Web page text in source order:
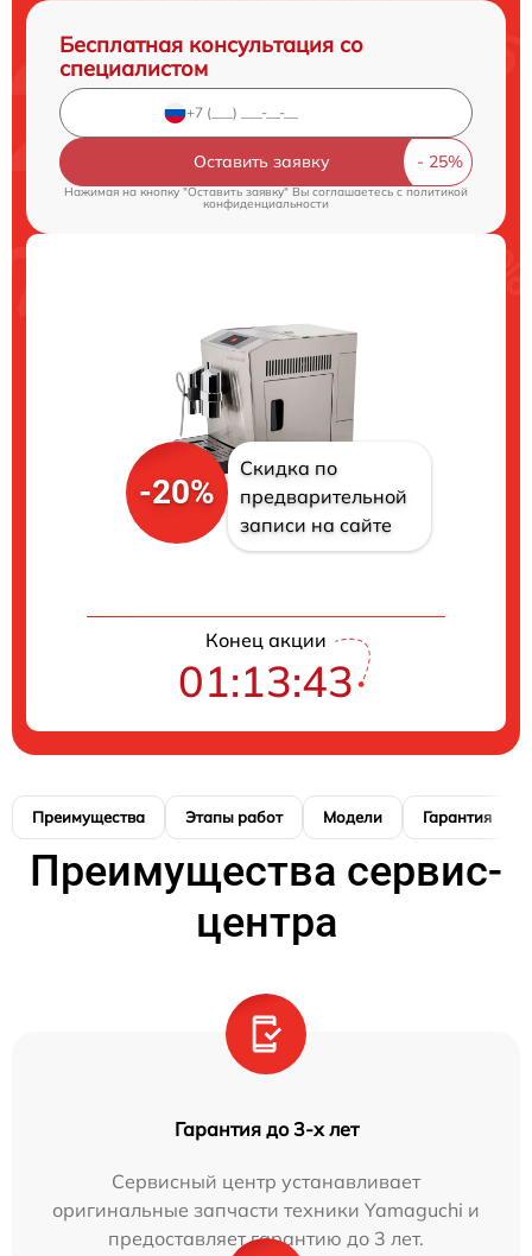
Бесплатная консультация со
специалистом
Оставить заявку
Нажимая на кнопку "Оставить заявку" Вы соглашаетесь cполитикой
конфиденциальности
-20%
Скидка по
предварительной
записи на сайте
Конец акции
01:13:42
Преимущества Этапы работ Модели Гарантия
Преимущества сервис-
центра
Гарантия до 3-х лет
Сервисный центр устанавливает
оригинальные запчасти техники Yamaguchi и
предоставляет гарантию до 3 лет.